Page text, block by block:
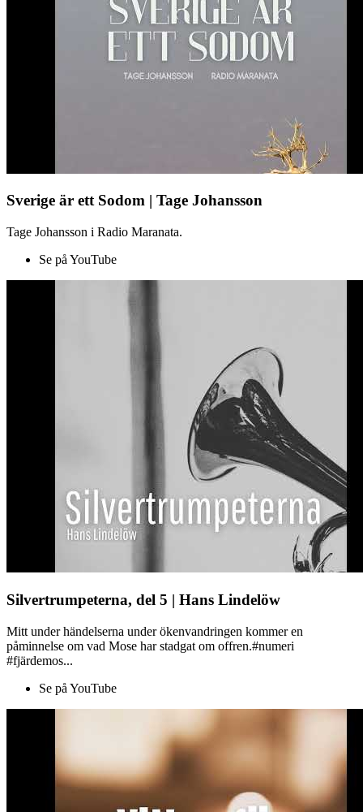
Sverige är ett Sodom | Tage Johansson
Tage Johansson i Radio Maranata.
Se på YouTube
Silvertrumpeterna, del 5 | Hans Lindelöw
Mitt under händelserna under ökenvandringen kommer en
påminnelse om vad Mose har stadgat om offren.#numeri
#fjärdemos...
Se på YouTube